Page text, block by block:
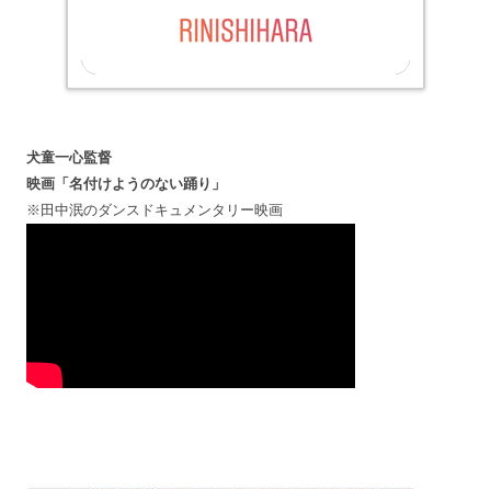
犬童一心監督
映画「名付けようのない踊り」
※田中泯のダンスドキュメンタリー映画